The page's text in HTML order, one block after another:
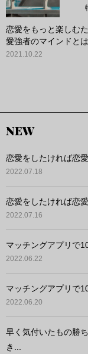
恋愛をもっと楽しむ
愛強者のマインドと
2021.10.22
NEW
恋愛をしたければ恋
2022.07.18
恋愛をしたければ恋
2022.07.16
マッチングアプリで
2022.06.22
マッチングアプリで
2022.06.20
早く気付いたもの勝
き...